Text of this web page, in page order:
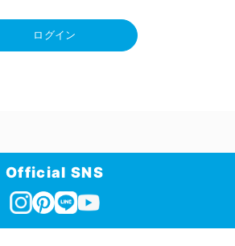
ログイン
Official SNS